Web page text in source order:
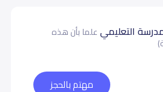
؟شارك بتصحيح اي بيانات غير دقيقة
التعليميعلما بأن هذه
مهتم بالحجز